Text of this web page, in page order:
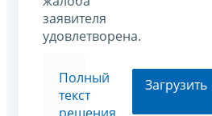
заявителя
удовлетворена.
Полный
текст
решения
Загрузить